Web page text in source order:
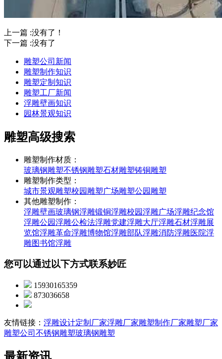
上一篇 :没有了！
下一篇 :没有了
雕塑公司新闻
雕塑制作知识
雕塑定制知识
雕塑工厂新闻
浮雕壁画知识
园林景观知识
雕塑高级搜索
雕塑制作材质：
玻璃钢雕塑不锈钢雕塑石材雕塑铸铜雕塑
雕塑制作类型：
城市景观雕塑校园雕塑广场雕塑公园雕塑
其他雕塑制作：
浮雕壁画玻璃钢浮雕锻铜浮雕校园浮雕广场浮雕纪念馆
浮雕公园浮雕公检法浮雕党建浮雕大厅浮雕石材浮雕展
览馆浮雕革命浮雕博物馆浮雕部队浮雕消防浮雕医院浮
雕图书馆浮雕
您可以通过以下方式联系妙匠
15930165359
873036658
友情链接： 浮雕设计定制厂家浮雕厂家雕塑制作厂家雕塑厂家
雕塑公司 不锈钢雕塑玻璃钢雕塑